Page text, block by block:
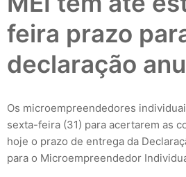
feira prazo
declaração
Os microempreendedores
sexta-feira (31) para acertarem as
hoje o prazo de entrega da
para o Microempreendedor